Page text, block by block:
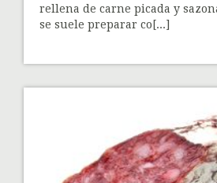
rellena de carne picada y
se suele preparar co[...]